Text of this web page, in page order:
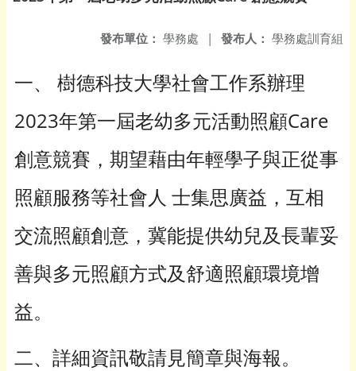
發布人： 學務處訓育組
發布單位： 學務處 |
一、 樹德科技大學社會工作系辦理
2023年第一屆老幼多元活動照顧Care
創意競賽，期望藉由年輕學子與正從事
照顧服務等社會人 士集思廣益，互相
交流照顧創意，冀能提供幼兒及長輩妥
善與多元照顧方式及舒適照顧環境增
益。
二、詳細資訊敬請見簡章與海報。